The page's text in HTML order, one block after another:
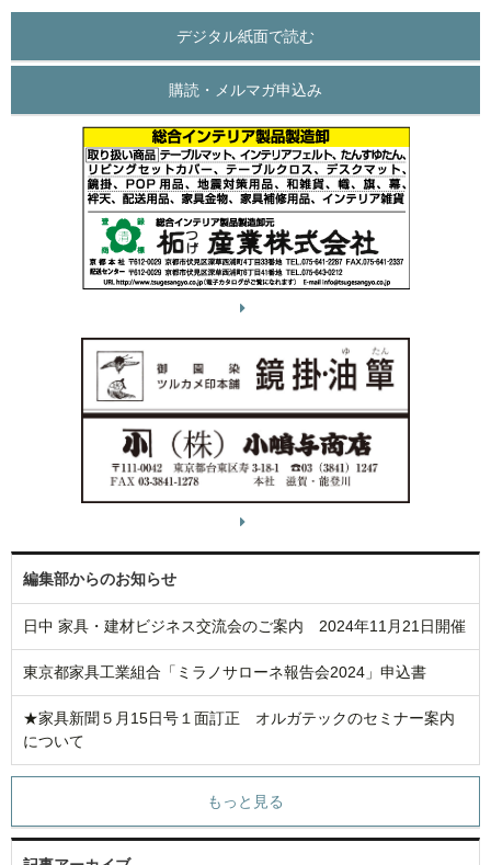
デジタル紙面で読む
購読・メルマガ申込み
編集部からのお知らせ
日中 家具・建材ビジネス交流会のご案内 2024年11月21日開催
東京都家具工業組合「ミラノサローネ報告会2024」申込書
★家具新聞５月15日号１面訂正 オルガテックのセミナー案内
について
もっと見る